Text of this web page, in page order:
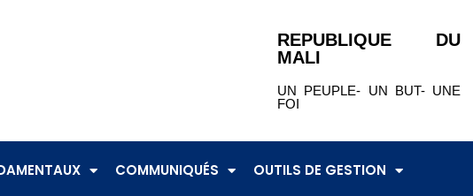
REPUBLIQUE DU
MALI
UN PEUPLE- UN BUT- UNE
FOI
COMMUNIQUÉS OUTILS DE GESTION